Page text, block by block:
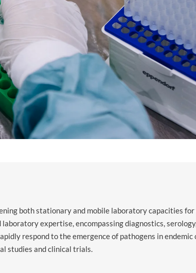
both stationary and mobile laboratory capacities
expertise, encompassing diagnostics,
respond to the emergence of pathogens in
studies and clinical trials.